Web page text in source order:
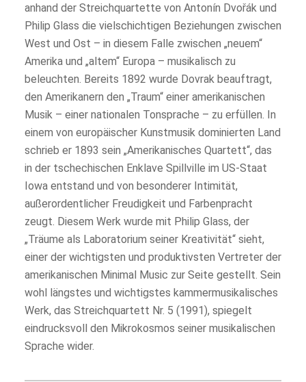
anhand der Streichquartette von Antonín Dvořák und
Philip Glass die vielschichtigen Beziehungen zwischen
West und Ost – in diesem Falle zwischen „neuem“
Amerika und „altem“ Europa – musikalisch zu
beleuchten. Bereits 1892 wurde Dovrak beauftragt,
den Amerikanern den „Traum“ einer amerikanischen
Musik – einer nationalen Tonsprache – zu erfüllen. In
einem von europäischer Kunstmusik dominierten Land
schrieb er 1893 sein „Amerikanisches Quartett“, das
in der tschechischen Enklave Spillville im US-Staat
Iowa entstand und von besonderer Intimität,
außerordentlicher Freudigkeit und Farbenpracht
zeugt. Diesem Werk wurde mit Philip Glass, der
„Träume als Laboratorium seiner Kreativität“ sieht,
einer der wichtigsten und produktivsten Vertreter der
amerikanischen Minimal Music zur Seite gestellt. Sein
wohl längstes und wichtigstes kammermusikalisches
Werk, das Streichquartett Nr. 5 (1991), spiegelt
eindrucksvoll den Mikrokosmos seiner musikalischen
Sprache wider.